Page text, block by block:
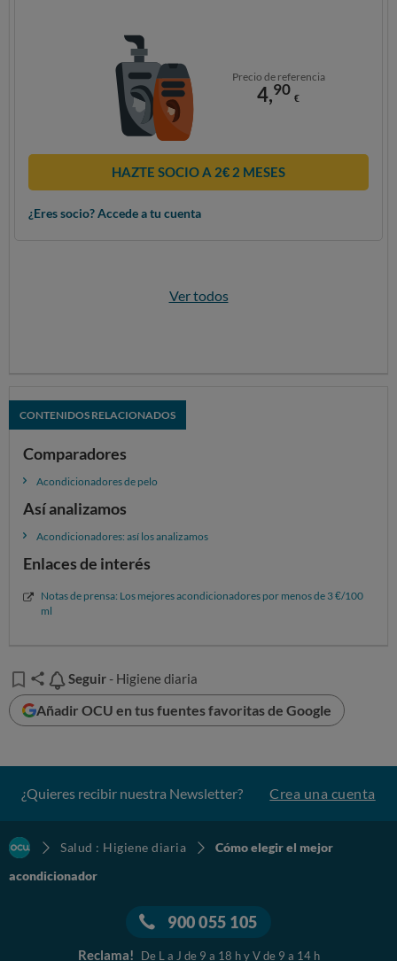
Precio de referencia
4,90 €
HAZTE SOCIO A 2€ 2 MESES
¿Eres socio? Accede a tu cuenta
Ver todos
CONTENIDOS RELACIONADOS
Comparadores
Acondicionadores de pelo
Así analizamos
Acondicionadores: así los analizamos
Enlaces de interés
Notas de prensa: Los mejores acondicionadores por menos de 3 €/100
ml
Seguir
Seguir - Higiene diaria
Añadir OCU en tus fuentes favoritas de Google
¿Quieres recibir nuestra Newsletter? Crea una cuenta
Salud : Higiene diaria
Cómo elegir el mejor
acondicionador
900 055 105
Reclama! De L a J de 9 a 18 h y V de 9 a 14 h